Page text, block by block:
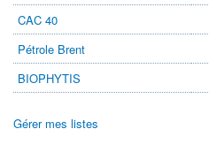
CAC 40
Pétrole Brent
BIOPHYTIS
Gérer mes listes